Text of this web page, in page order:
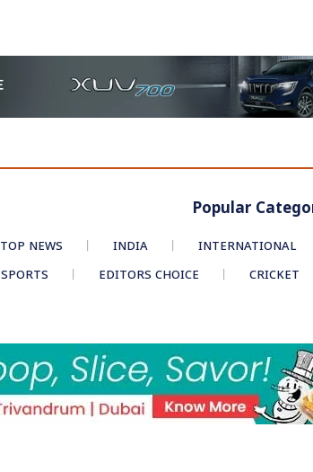
Popular
TOP NEWS INDIA INTERNATIONAL
SPORTS
EDITORS CHOICE CRICKET